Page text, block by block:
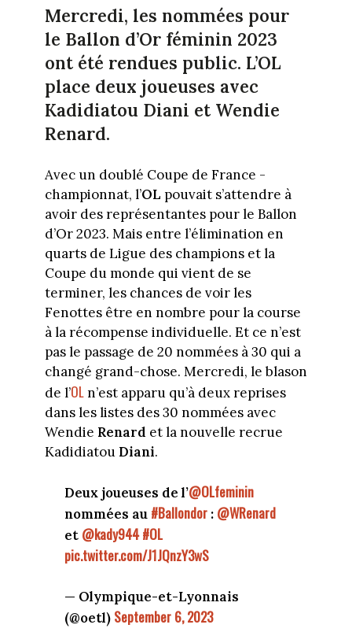
Mercredi, les nommées pour
le Ballon d’Or féminin 2023
ont été rendues public. L’OL
place deux joueuses avec
Kadidiatou Diani et Wendie
Renard.
Avec un doublé Coupe de France -
championnat, l’OL pouvait s’attendre à
avoir des représentantes pour le Ballon
d’Or 2023. Mais entre l’élimination en
quarts de Ligue des champions et la
Coupe du monde qui vient de se
terminer, les chances de voir les
Fenottes être en nombre pour la course
à la récompense individuelle. Et ce n’est
pas le passage de 20 nommées à 30 qui a
changé grand-chose. Mercredi, le blason
de l’OLn’est apparu qu’à deux reprises
dans les listes des 30 nommées avec
Wendie Renard et la nouvelle recrue
Kadidiatou Diani.
Deux joueuses de l’@OLfeminin
nommées au #Ballondor : @WRenard
et @kady944 #OL
pic.twitter.com/J1JQnzY3wS
— Olympique-et-Lyonnais
(@oetl) September 6, 2023